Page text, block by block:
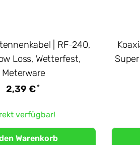
| RF-240,
Loss, Wetterfest,
Meterware
2,39 €*
verfügbar!
Warenkorb